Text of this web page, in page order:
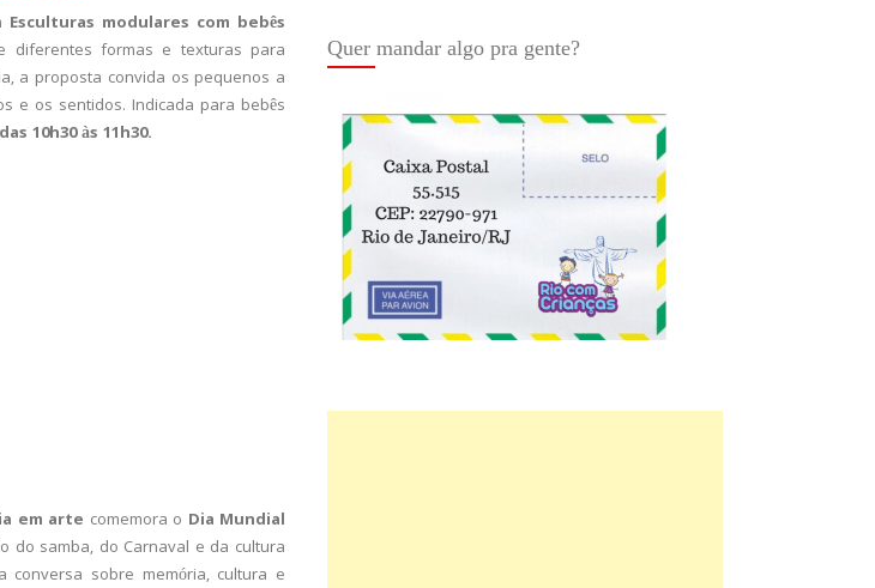
Esculturas modulares com bebês
diferentes formas e texturas para
a proposta convida os pequenos a
e os sentidos. Indicada para bebês
10h30 às 11h30.
em arte comemora o Dia Mundial
do samba, do Carnaval e da cultura
sobre memória, cultura e
Quer mandar algo pra gente?